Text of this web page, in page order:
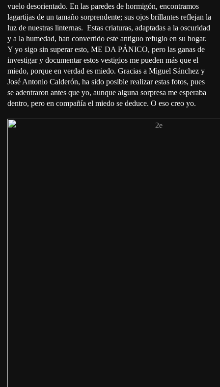
vuelo desorientado. En las paredes de hormigón, encontramos
lagartijas de un tamaño sorprendente; sus ojos brillantes reflejan la
luz de nuestras linternas. Estas criaturas, adaptadas a la oscuridad
y a la humedad, han convertido este antiguo refugio en su hogar.
Y yo sigo sin superar esto, ME DA PÁNICO, pero las ganas de
investigar y documentar estos vestigios me pueden más que el
miedo, porque en verdad es miedo. Gracias a Miguel Sánchez y
José Antonio Calderón, ha sido posible realizar estas fotos, pues
se adentraron antes que yo, aunque alguna sorpresa me esperaba
dentro, pero en compañía el miedo se deduce. O eso creo yo.